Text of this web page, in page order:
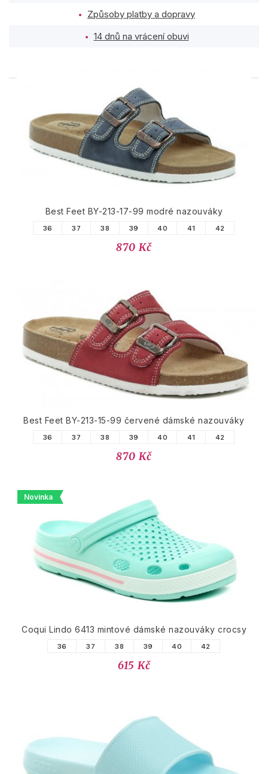
Způsoby platby a dopravy
14 dnů na vrácení obuvi
PODOBNÉ PRODUKTY
Best Feet BY-213-17-99 modré nazouváky
36 37 38 39 40 41 42
870 Kč
Best Feet BY-213-15-99 červené dámské nazouváky
36 37 38 39 40 41 42
870 Kč
Novinka
Coqui Lindo 6413 mintové dámské nazouváky crocsy
36 37 38 39 40 42
615 Kč